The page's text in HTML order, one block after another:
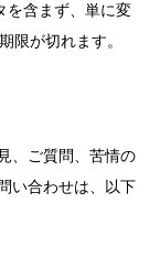
を含まず、単に変
限が切れます。
、ご質問、苦情の
い合わせは、以下